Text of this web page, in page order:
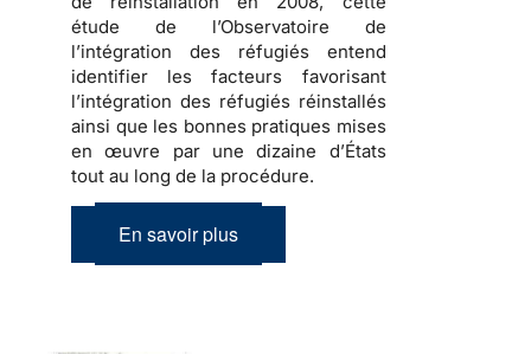
étude de l’Observatoire de
l’intégration des réfugiés entend
identifier les facteurs favorisant
l’intégration des réfugiés réinstallés
ainsi que les bonnes pratiques mises
en œuvre par une dizaine d’États
tout au long de la procédure.
En savoir plus